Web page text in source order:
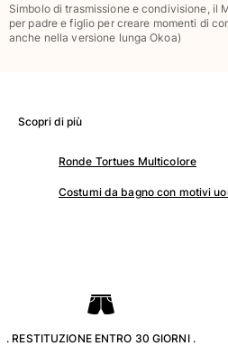
Abbigliamento
Camicie
Felpe
Costumi da bagno
Simbolo di trasmissione e condivisione, il
per padre e figlio per creare momenti di
anche nella versione lunga Okoa)
Scopri di più
Ronde Tortues Multicolore
Costumi da bagno con motivi
. RESTITUZIONE ENTRO 30 GIORNI .